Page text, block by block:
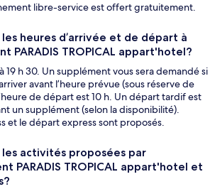
libre-service est offert gratuitement.
heures d’arrivée et de départ à
PARADIS TROPICAL appart'hotel?
19 h 30. Un supplément vous sera demandé si
avant l’heure prévue (sous réserve de
de départ est 10 h. Un départ tardif est
un supplément (selon la disponibilité).
et le départ express sont proposés.
activités proposées par
PARADIS TROPICAL appart'hotel et